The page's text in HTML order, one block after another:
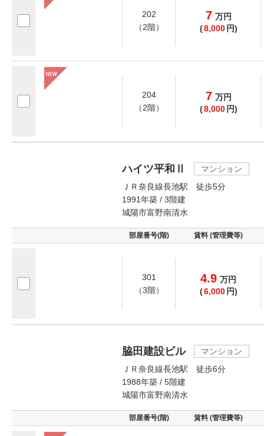
202
（2階）
7 万円
(8,000 円)
204
（2階）
7 万円
(8,000 円)
ハイツ平和Ⅱ
マンション
ＪＲ奈良線長池駅 徒歩5分
1991年築 / 3階建
城陽市富野南清水
部屋番号(階) 賃料 (管理費等)
301
（3階）
4.9 万円
(6,000 円)
脇田建設ビル
マンション
ＪＲ奈良線長池駅 徒歩6分
1988年築 / 5階建
城陽市富野南清水
部屋番号(階) 賃料 (管理費等)